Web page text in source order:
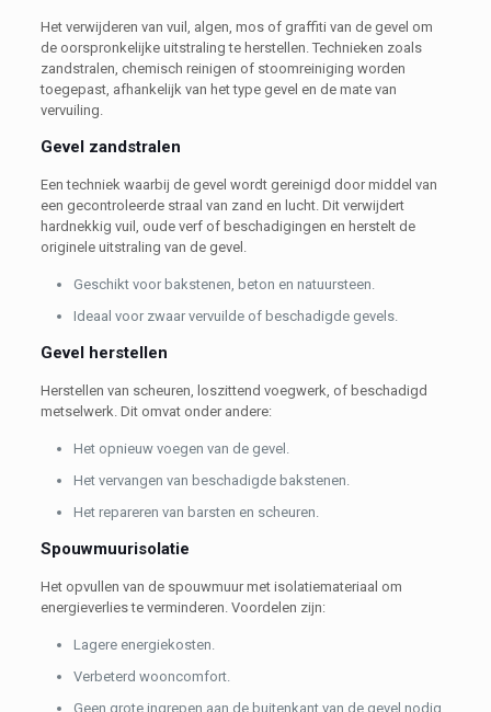
Het verwijderen van vuil, algen, mos of graffiti van de gevel om
de oorspronkelijke uitstraling te herstellen. Technieken zoals
zandstralen, chemisch reinigen of stoomreiniging worden
toegepast, afhankelijk van het type gevel en de mate van
vervuiling.
Gevel zandstralen
Een techniek waarbij de gevel wordt gereinigd door middel van
een gecontroleerde straal van zand en lucht. Dit verwijdert
hardnekkig vuil, oude verf of beschadigingen en herstelt de
originele uitstraling van de gevel.
Geschikt voor bakstenen, beton en natuursteen.
Ideaal voor zwaar vervuilde of beschadigde gevels.
Gevel herstellen
Herstellen van scheuren, loszittend voegwerk, of beschadigd
metselwerk. Dit omvat onder andere:
Het opnieuw voegen van de gevel.
Het vervangen van beschadigde bakstenen.
Het repareren van barsten en scheuren.
Spouwmuurisolatie
Het opvullen van de spouwmuur met isolatiemateriaal om
energieverlies te verminderen. Voordelen zijn:
Lagere energiekosten.
Verbeterd wooncomfort.
Geen grote ingrepen aan de buitenkant van de gevel nodig.